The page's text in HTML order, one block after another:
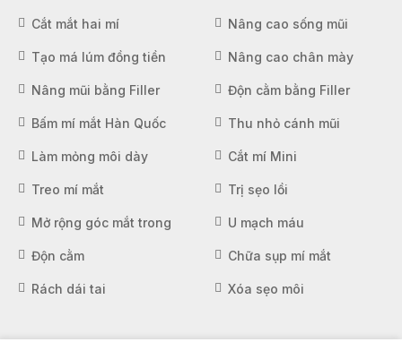
Cắt mắt hai mí Nâng cao sống mũi
Tạo má lúm đồng tiền Nâng cao chân mày
Nâng mũi bằng Filler Độn cằm bằng Filler
Bấm mí mắt Hàn Quốc Thu nhỏ cánh mũi
Làm mỏng môi dày Cắt mí Mini
Treo mí mắt Trị sẹo lồi
Mở rộng góc mắt trong U mạch máu
Độn cằm Chữa sụp mí mắt
Rách dái tai Xóa sẹo môi